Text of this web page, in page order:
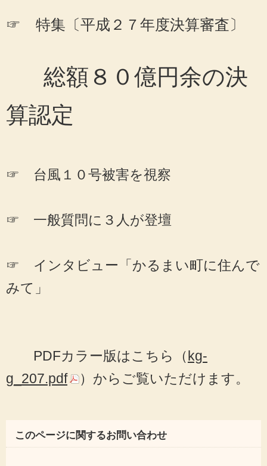
☞ 特集〔平成２７年度決算審査〕
総額８０億円余の決
算認定
☞ 台風１０号被害を視察
☞ 一般質問に３人が登壇
☞ インタビュー「かるまい町に住んで
みて」
PDFカラー版はこちら（ kg-
g_207.pdf
）からご覧いただけます。
このページに関するお問い合わせ